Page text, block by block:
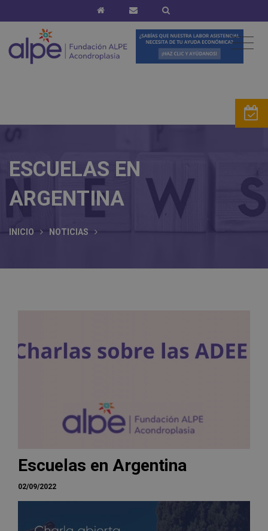
ESCUELAS EN
ARGENTINA
INICIO NOTICIAS
Escuelas en Argentina
02/09/2022